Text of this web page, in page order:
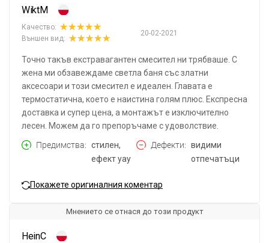
WiktM
20-02-2021
Качество:
Външен вид:
Точно такъв екстравагантен смесител ни трябваше. С
жена ми обзавеждаме светла баня със златни
аксесоари и този смесител е идеален. Главата е
термостатична, което е наистина голям плюс. Експресна
доставка и супер цена, а монтажът е изключително
лесен. Можем да го препоръчаме с удоволствие.
Предимства
стилен,
ефект уау
Дефекти
видими
отпечатъци
Покажете оригиналния коментар
Мнението се отнася до този продукт
HeinC